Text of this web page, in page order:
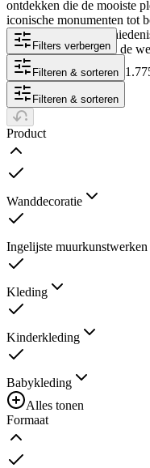
ontdekken die de mooiste
iconische monumenten tot
vangt de ziel en
ruimtes in vensters op de
tijdloze illustraties.
Filters verbergen
Filteren & sorteren
Filteren & sorteren
Product
Wanddecoratie
Ingelijste muurkunstwerken
Kleding
Kinderkleding
Babykleding
Alles tonen
Formaat